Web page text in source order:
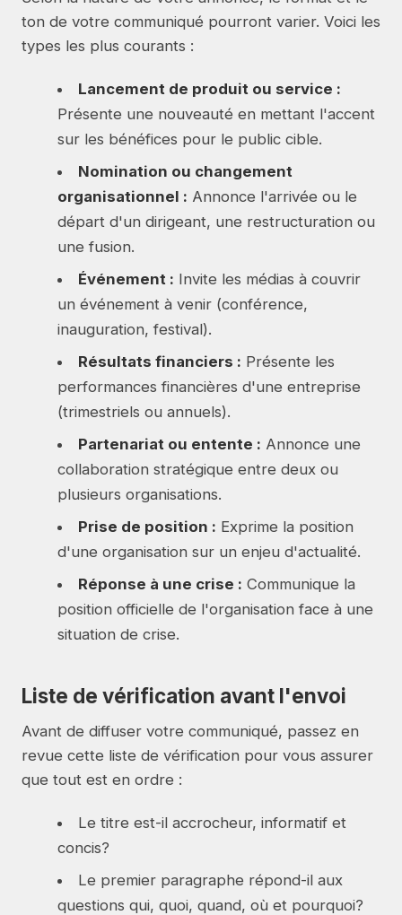
ton de votre communiqué pourront varier. Voici les
types les plus courants :
Lancement de produit ou service :
Présente une nouveauté en mettant l'accent
sur les bénéfices pour le public cible.
Nomination ou changement
organisationnel : Annonce l'arrivée ou le
départ d'un dirigeant, une restructuration ou
une fusion.
Événement : Invite les médias à couvrir
un événement à venir (conférence,
inauguration, festival).
Résultats financiers : Présente les
performances financières d'une entreprise
(trimestriels ou annuels).
Partenariat ou entente : Annonce une
collaboration stratégique entre deux ou
plusieurs organisations.
Prise de position : Exprime la position
d'une organisation sur un enjeu d'actualité.
Réponse à une crise : Communique la
position officielle de l'organisation face à une
situation de crise.
Liste de vérification avant l'envoi
Avant de diffuser votre communiqué, passez en
revue cette liste de vérification pour vous assurer
que tout est en ordre :
Le titre est-il accrocheur, informatif et
concis?
Le premier paragraphe répond-il aux
questions qui, quoi, quand, où et pourquoi?